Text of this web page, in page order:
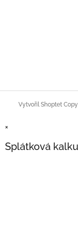
Vytvořil Shoptet
×
Splátková